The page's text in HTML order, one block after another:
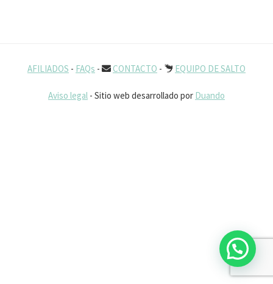
AFILIADOS - FAQs - CONTACTO - EQUIPO DE SALTO
Aviso legal - Sitio web desarrollado por Duando